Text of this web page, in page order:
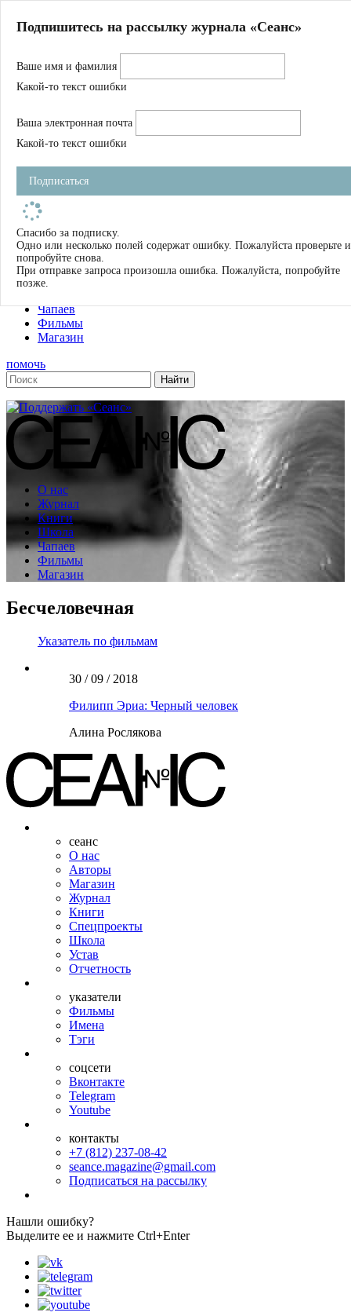
Магазин
Журнал
Школа
Устав
Фильмы
Имена
Тэги
О нас
Журнал
Книги
Чапаев
Фильмы
Магазин
помочь
О нас
Журнал
Книги
Школа
Чапаев
Фильмы
Магазин
Бесчеловечная
Указатель по фильмам
30 / 09 / 2018
Филипп Эриа: Черный человек
Алина Рослякова
сеанс
О нас
Авторы
Магазин
Журнал
Книги
Спецпроекты
Школа
Устав
Отчетность
указатели
Фильмы
Имена
Тэги
соцсети
Вконтакте
Telegram
Youtube
контакты
+7 (812) 237-08-42
seance.magazine@gmail.com
Подписаться на рассылку
Подпишитесь на рассылку журнала «Сеанс»
Ваше имя и фамилия
Какой-то текст ошибки
Ваша электронная почта
Какой-то текст ошибки
Подписаться
Спасибо за подписку.
Одно или несколько полей содержат ошибку. Пожалуйста проверьте и
попробуйте снова.
При отправке запроса произошла ошибка. Пожалуйста, попробуйте
позже.
Нашли ошибку?
Выделите ее и нажмите Ctrl+Enter